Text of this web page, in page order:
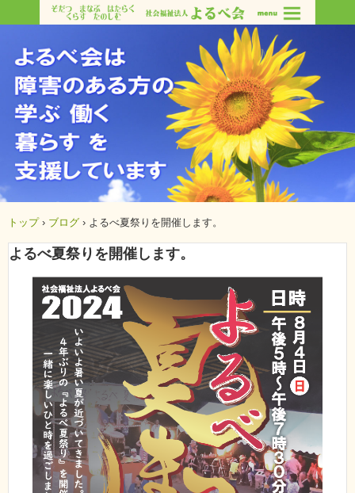
トップ › ブログ › よるべ夏祭りを開催します。
よるべ夏祭りを開催します。